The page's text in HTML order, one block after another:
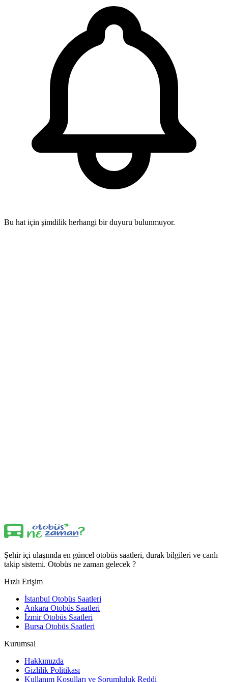
Bu hat için şimdilik herhangi bir duyuru bulunmuyor.
Şehir içi ulaşımda en güncel otobüs saatleri, durak bilgileri ve canlı
takip sistemi. Otobüs ne zaman gelecek ?
Hızlı Erişim
İstanbul Otobüs Saatleri
Ankara Otobüs Saatleri
İzmir Otobüs Saatleri
Bursa Otobüs Saatleri
Kurumsal
Hakkımızda
Gizlilik Politikası
Kullanım Koşulları ve Sorumluluk Reddi